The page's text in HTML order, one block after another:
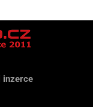
inzerce